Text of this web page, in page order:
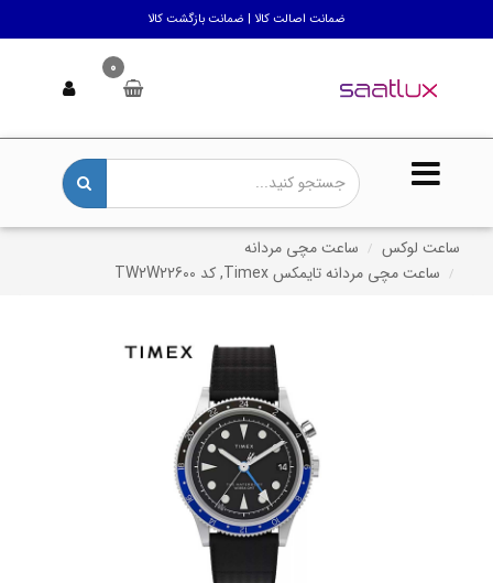
ضمانت اصالت کالا | ضمانت بازگشت کالا
0
ساعت لوکس
ساعت مچی مردانه
ساعت مچی مردانه تایمکس Timex, کد TW2W22600